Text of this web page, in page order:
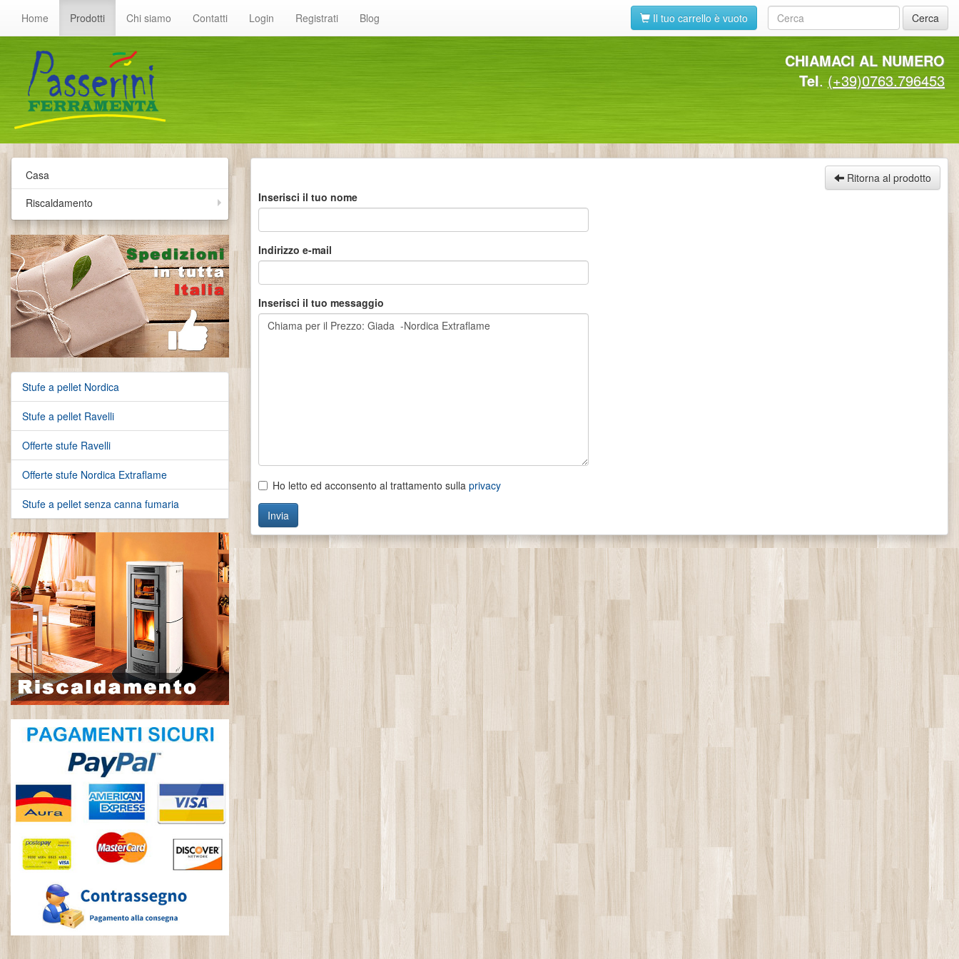
Cerca
Home Prodotti Chi siamo Contatti Login Registrati Blog Il tuo carrello è vuoto
CHIAMACI AL NUMERO
Tel. (+39)0763.796453
Casa
Riscaldamento
Stufe a pellet Nordica
Stufe a pellet Ravelli
Offerte stufe Ravelli
Offerte stufe Nordica Extraflame
Stufe a pellet senza canna fumaria
Ritorna al prodotto
Inserisci il tuo nome
Indirizzo e-mail
Inserisci il tuo messaggio
Ho letto ed acconsento al trattamento sulla privacy